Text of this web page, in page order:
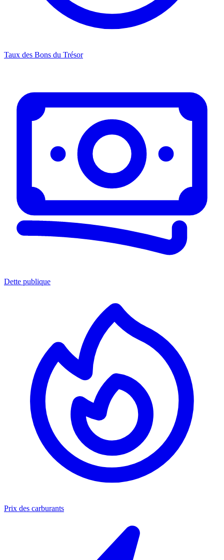
Taux des Bons du Trésor
Dette publique
Prix des carburants